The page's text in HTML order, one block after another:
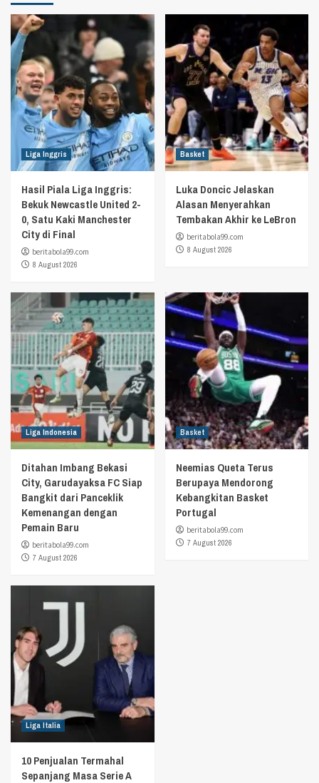
Liga Inggris
Hasil Piala Liga Inggris:
Bekuk Newcastle United 2-
0, Satu Kaki Manchester
City di Final
beritabola99.com
8 August 2026
Basket
Luka Doncic Jelaskan
Alasan Menyerahkan
Tembakan Akhir ke LeBron
beritabola99.com
8 August 2026
Liga Indonesia
Ditahan Imbang Bekasi
City, Garudayaksa FC Siap
Bangkit dari Panceklik
Kemenangan dengan
Pemain Baru
beritabola99.com
7 August 2026
Basket
Neemias Queta Terus
Berupaya Mendorong
Kebangkitan Basket
Portugal
beritabola99.com
7 August 2026
Liga Italia
10 Penjualan Termahal
Sepanjang Masa Serie A